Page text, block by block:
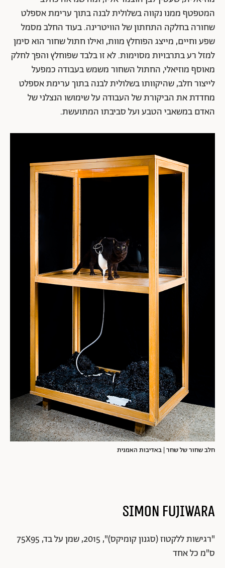
שרון גלזברג עוסקת לא אחת בעבודותיה ביחסים שבין האדם
והטבע. היא משלבת בין חומרים אורגניים לחומרים
תעשייתיים או תוצרי יד אדם, ויוצרת יצורי כלאיים משונים
הנראים כאילו יצאו ממוזיאון טבע או ממעבדת בלהות.
בעבודה זו, שנוצרה והוצגה בבית שטורמן – מוזיאון טבע
והיסטוריה מאובק בקיבוץ עין חרוד – היא ממשיכה
בעיסוקה הביקורתי ביחסי טבע ותרבות באמצעות היבריד
המורכב ממערך של ניגודים המסמנים חיים ומוות: פוחלץ של
המטפטף ממנו נקווה בשלולית לבנה בתוך ערימת אספלט
שחורה בחלקה התחתון של הוויטרינה. בעוד החלב מסמל
שפע וחיים, מייצג הפוחלץ מוות, ואילו חתול שחור הוא סימן
למזל רע בתרבויות מסוימות. לא זו בלבד שפוחלץ והפך לחלק
מאוסף מוזיאלי, החתול השחור משמש בעבודה כמפעל
לייצור חלב, שהיקוותו בשלולית לבנה בתוך ערימת אספלט
מחדדת את הביקורת של העבודה על שימושו הנצלני של
האדם במשאבי הטבע ועל סביבתו המתועשת.